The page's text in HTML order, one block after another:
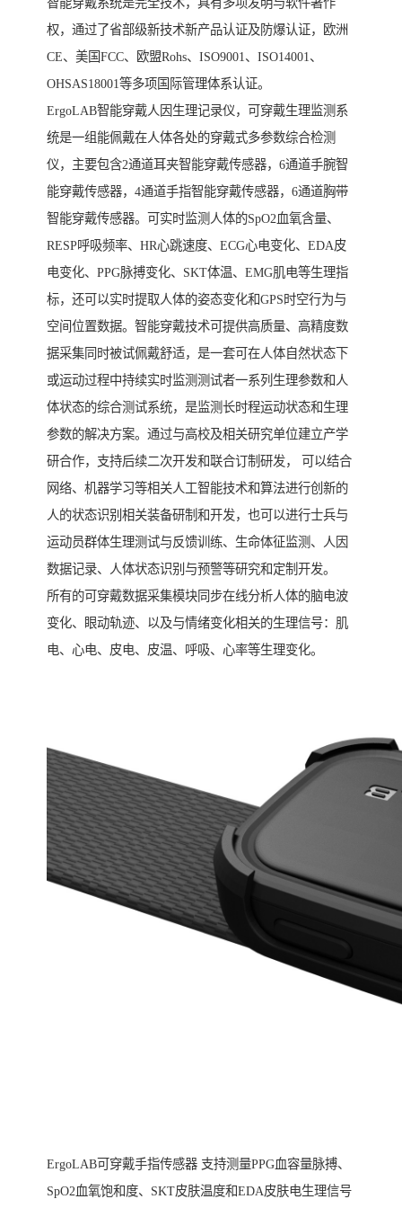
智能穿戴系统是完全技术，具有多项发明与软件著作
权，通过了省部级新技术新产品认证及防爆认证，欧洲
CE、美国FCC、欧盟Rohs、ISO9001、ISO14001、
OHSAS18001等多项国际管理体系认证。
ErgoLAB智能穿戴人因生理记录仪，可穿戴生理监测系
统是一组能佩戴在人体各处的穿戴式多参数综合检测
仪，主要包含2通道耳夹智能穿戴传感器，6通道手腕智
能穿戴传感器，4通道手指智能穿戴传感器，6通道胸带
智能穿戴传感器。可实时监测人体的SpO2血氧含量、
RESP呼吸频率、HR心跳速度、ECG心电变化、EDA皮
电变化、PPG脉搏变化、SKT体温、EMG肌电等生理指
标，还可以实时提取人体的姿态变化和GPS时空行为与
空间位置数据。智能穿戴技术可提供高质量、高精度数
据采集同时被试佩戴舒适，是一套可在人体自然状态下
或运动过程中持续实时监测测试者一系列生理参数和人
体状态的综合测试系统，是监测长时程运动状态和生理
参数的解决方案。通过与高校及相关研究单位建立产学
研合作，支持后续二次开发和联合订制研发， 可以结合
网络、机器学习等相关人工智能技术和算法进行创新的
人的状态识别相关装备研制和开发，也可以进行士兵与
运动员群体生理测试与反馈训练、生命体征监测、人因
数据记录、人体状态识别与预警等研究和定制开发。
所有的可穿戴数据采集模块同步在线分析人体的脑电波
变化、眼动轨迹、以及与情绪变化相关的生理信号：肌
电、心电、皮电、皮温、呼吸、心率等生理变化。
ErgoLAB可穿戴手指传感器 支持测量PPG血容量脉搏、
SpO2血氧饱和度、SKT皮肤温度和EDA皮肤电生理信号